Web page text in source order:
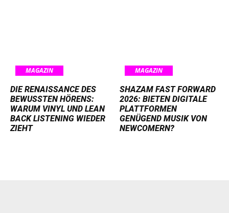
MAGAZIN
DIE RENAISSANCE DES
BEWUSSTEN HÖRENS:
WARUM VINYL UND LEAN
BACK LISTENING WIEDER
ZIEHT
MAGAZIN
SHAZAM FAST FORWARD
2026: BIETEN DIGITALE
PLATTFORMEN
GENÜGEND MUSIK VON
NEWCOMERN?